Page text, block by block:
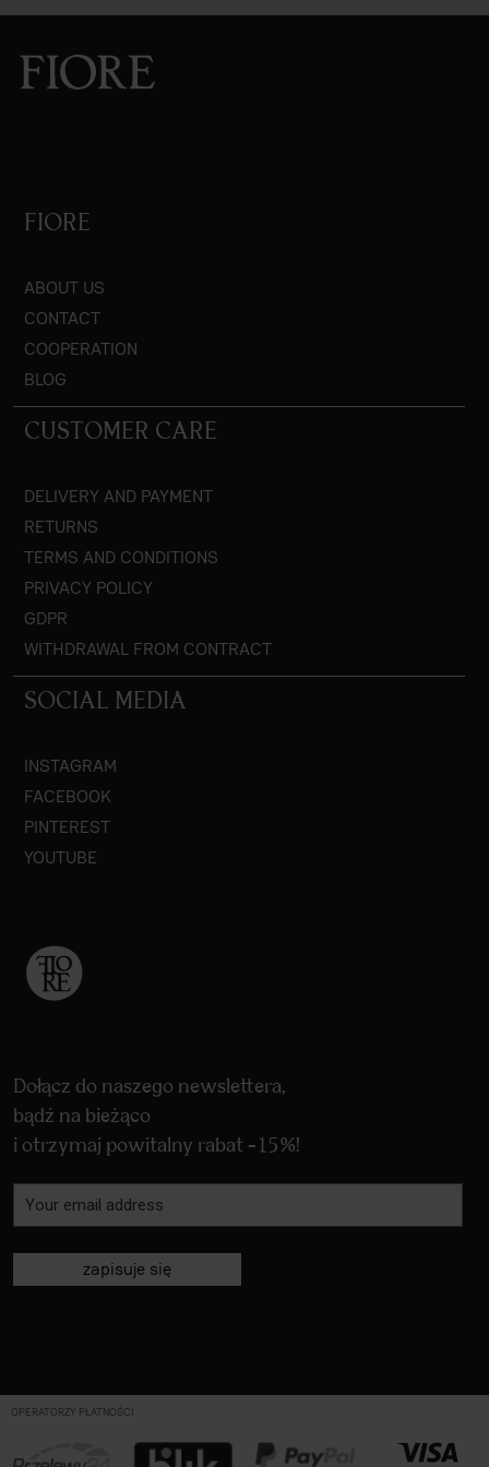
FIORE
ABOUT US
CONTACT
COOPERATION
BLOG
CUSTOMER CARE
DELIVERY AND PAYMENT
RETURNS
TERMS AND CONDITIONS
PRIVACY POLICY
GDPR
WITHDRAWAL FROM CONTRACT
SOCIAL MEDIA
INSTAGRAM
FACEBOOK
PINTEREST
YOUTUBE
Dołącz do naszego newslettera,
bądź na bieżąco
i otrzymaj powitalny rabat -15%!
zapisuje się
OPERATORZY PŁATNOŚCI